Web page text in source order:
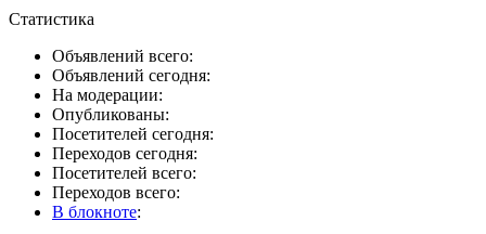
Статистика
Объявлений всего:
Объявлений сегодня:
На модерации:
Опубликованы:
Посетителей сегодня:
Переходов сегодня:
Посетителей всего:
Переходов всего:
В блокноте: